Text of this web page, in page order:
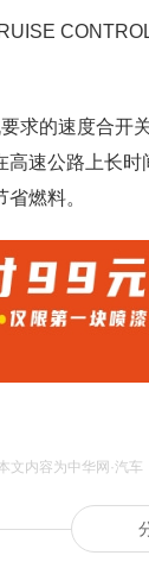
求的速度合开
高速公路上长
燃料。
文内容为中华网·汽车